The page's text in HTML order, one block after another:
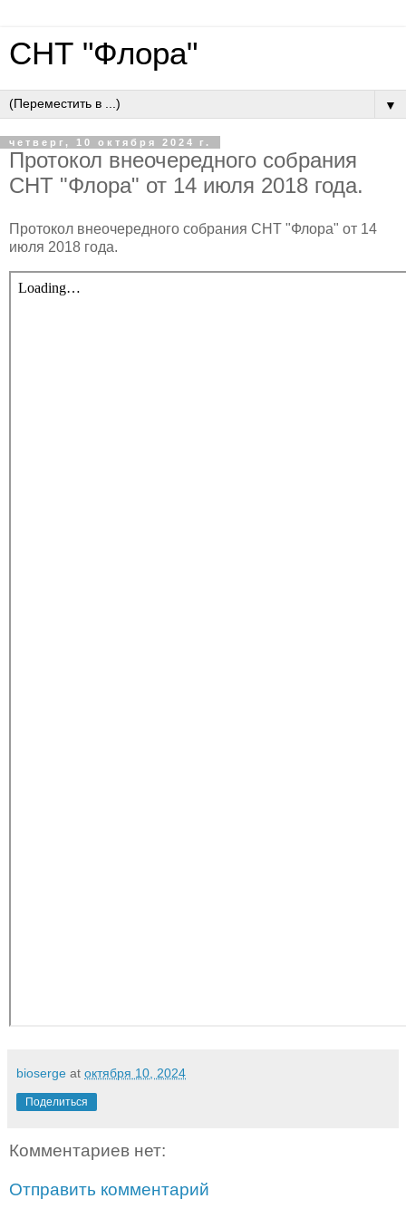
СНТ "Флора"
▼
четверг, 10 октября 2024 г.
Протокол внеочередного собрания
СНТ "Флора" от 14 июля 2018 года.
Протокол внеочередного собрания СНТ "Флора" от 14
июля 2018 года.
bioserge at октября 10, 2024
Поделиться
Комментариев нет:
Отправить комментарий